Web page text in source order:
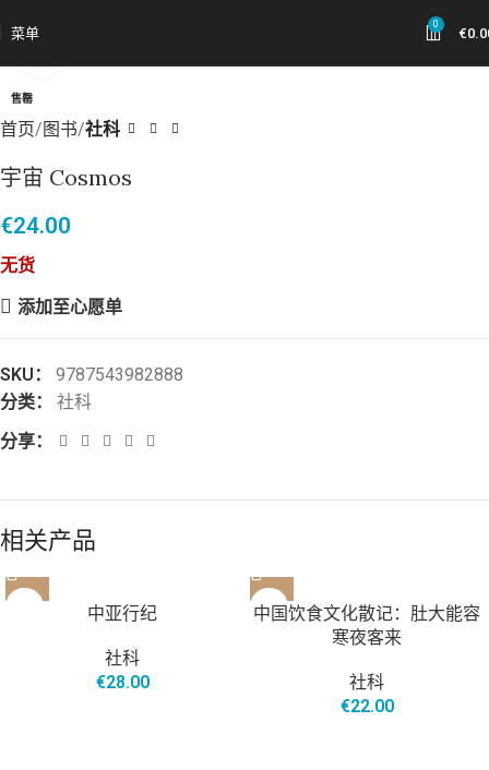
菜单
0
€
售罄
首页 图书 社科
宇宙 Cosmos
€24.00
无货
添加至心愿单
SKU： 9787543982888
分类：
社科
分享：
相关产品
中亚行纪
社科
€28.00
售罄
中国饮食文化散记：肚大能容
寒夜客来
社科
€22.00